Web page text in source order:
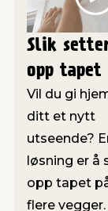
Slik
opp tapet
Vil du gi
ditt et nytt
utseende?
løsning er å
opp tapet
flere vegger.